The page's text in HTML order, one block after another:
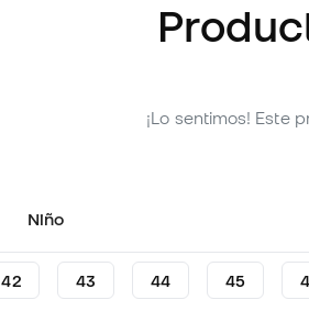
Sobre el producto
¡Lo sentimos! Este
Niño
42 43 44 45